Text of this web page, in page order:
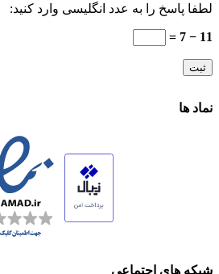
لطفا پاسخ را به عدد انگلیسی وارد کنید:
11 − 7 =
نماد ها
شبکه های اجتماعی